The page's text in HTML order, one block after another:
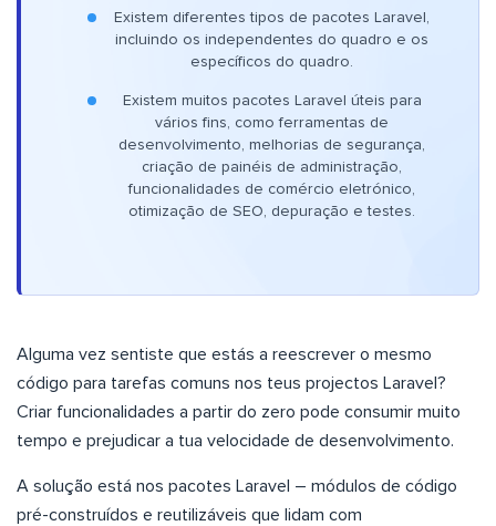
Existem diferentes tipos de pacotes Laravel,
incluindo os independentes do quadro e os
específicos do quadro.
Existem muitos pacotes Laravel úteis para
vários fins, como ferramentas de
desenvolvimento, melhorias de segurança,
criação de painéis de administração,
funcionalidades de comércio eletrónico,
otimização de SEO, depuração e testes.
Alguma vez sentiste que estás a reescrever o mesmo
código para tarefas comuns nos teus projectos Laravel?
Criar funcionalidades a partir do zero pode consumir muito
tempo e prejudicar a tua velocidade de desenvolvimento.
A solução está nos pacotes Laravel – módulos de código
pré-construídos e reutilizáveis que lidam com